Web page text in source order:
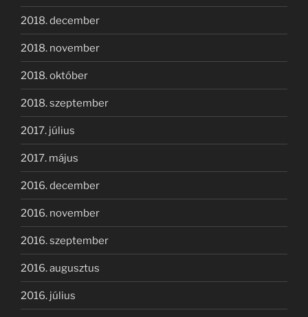
2018. december
2018. november
2018. október
2018. szeptember
2017. július
2017. május
2016. december
2016. november
2016. szeptember
2016. augusztus
2016. július